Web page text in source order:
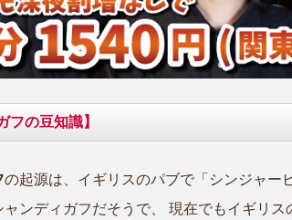
フの豆知識】
の起源は、イギリスのパブで「シンジャー
ャンディガフだそうで、 現在でもイギリ